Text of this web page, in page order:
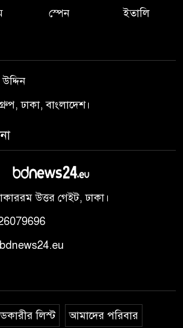
স্পেন ইতালি
ঢাকা, বাংলাদেশ।
উত্তর গেইট, ঢাকা।
লিস্ট আমাদের পরিবার